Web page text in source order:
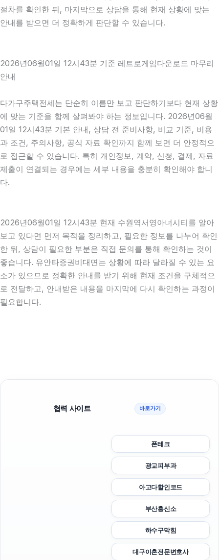
절차를 확인한 뒤, 마지막으로 상담을 통해 현재 상황에 맞는
안내를 받으면 더 정확하게 판단할 수 있습니다.
2026년06월01일 12시43분 기준 레트로게임다운로드 마무리
안내
다가구주택전세는 단순히 이름만 보고 판단하기보다 현재 상황
에 맞는 기준을 함께 살펴봐야 하는 정보입니다. 2026년06월
01일 12시43분 기본 안내, 상담 전 준비사항, 비교 기준, 비용
과 조건, 주의사항, 공식 자료 확인까지 함께 보면 더 안정적으
로 접근할 수 있습니다. 특히 개인정보, 계약, 신청, 결제, 자료
제출이 연결되는 경우에는 세부 내용을 충분히 확인해야 합니
다.
2026년06월01일 12시43분 현재 수원역서영아너시티를 알아
보고 있다면 먼저 목적을 정리하고, 필요한 정보를 나누어 확인
한 뒤, 상담이 필요한 부분은 직접 문의를 통해 확인하는 것이
좋습니다. 유안타증권비대면는 상황에 따라 달라질 수 있는 요
소가 있으므로 정확한 안내를 받기 위해 현재 조건을 구체적으
로 전달하고, 안내받은 내용을 마지막에 다시 확인하는 과정이
필요합니다.
협력 사이트 바로가기
폰테크
광교피부과
아고다할인코드
부산흥신소
하수구막힘
대구이혼전문변호사